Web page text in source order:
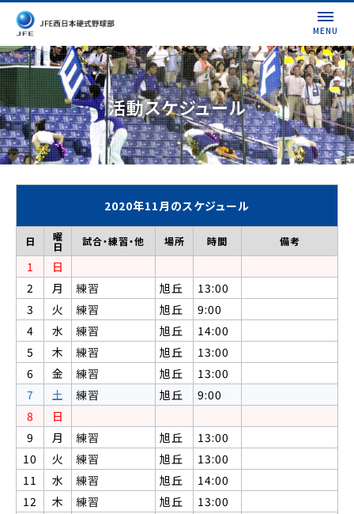
MENU
活動スケジュール
2020年11月のスケジュール
日 曜
日 試合・練習・他 場所 時間 備考
1
日
2
月 練習 旭丘
13:00
3
火 練習 旭丘
9:00
4
水 練習 旭丘
14:00
5
木 練習 旭丘
13:00
6
金 練習 旭丘
13:00
7
土 練習 旭丘
9:00
8
日
9
月 練習 旭丘
13:00
10
火 練習 旭丘
13:00
11
水 練習 旭丘
14:00
12
木 練習 旭丘
13:00